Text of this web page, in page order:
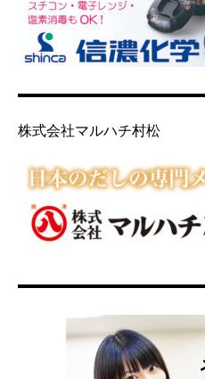
株式会社マルハチ村松